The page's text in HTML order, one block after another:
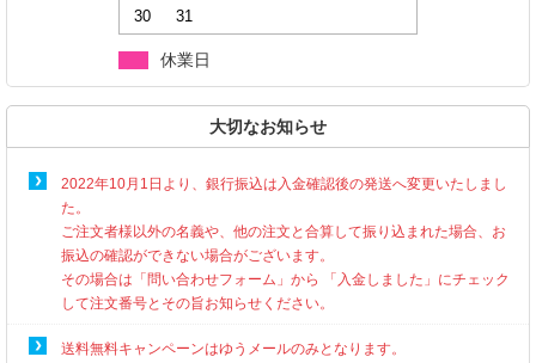
30
31
休業日
大切なお知らせ
2022年10月1日より、銀行振込は入金確認後の発送へ変更いたしまし
た。
ご注文者様以外の名義や、他の注文と合算して振り込まれた場合、お
振込の確認ができない場合がございます。
その場合は「問い合わせフォーム」から 「入金しました」にチェック
して注文番号とその旨お知らせください。
送料無料キャンペーンはゆうメールのみとなります。